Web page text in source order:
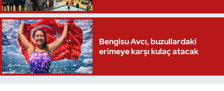
Bengisu Avcı, buzullardaki
erimeye karşı kulaç atacak
Ragbi
Satranç
Su Topu